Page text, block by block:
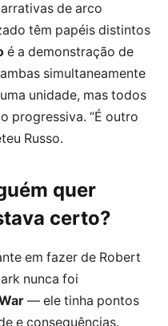
de arco
têm papéis distintos
é a demonstração de
simultaneamente
unidade, mas todos
progressiva. “É outro
Russo.
quer
certo?
em fazer de Robert
nunca foi
— ele tinha pontos
e consequências.